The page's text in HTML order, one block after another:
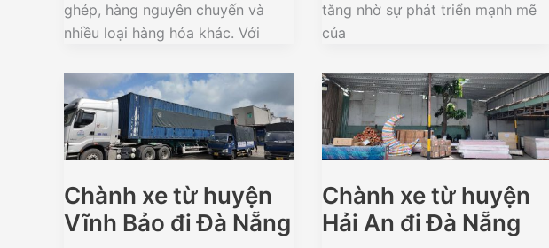
ghép, hàng nguyên chuyến và
nhiều loại hàng hóa khác. Với
tăng nhờ sự phát triển mạnh mẽ
của
Chành xe từ huyện
Vĩnh Bảo đi Đà Nẵng
Chành xe từ huyện
Hải An đi Đà Nẵng